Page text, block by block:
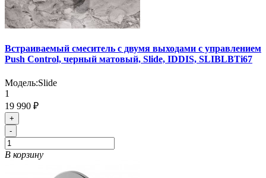
Встраиваемый смеситель с двумя выходами с управлением
Push Control, черный матовый, Slide, IDDIS, SLIBLBTi67
Модель:Slide
1
19 990 ₽
+
-
В корзину